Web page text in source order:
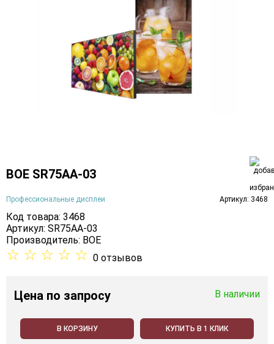
BOE SR75AA-03
Профессиональные дисплеи Артикул: 3468
Код товара: 3468
Артикул: SR75AA-03
Производитель: BOE
☆ ☆ ☆ ☆ ☆ 0 отзывов
Цена по запросу В наличии
В КОРЗИНУ КУПИТЬ В 1 КЛИК